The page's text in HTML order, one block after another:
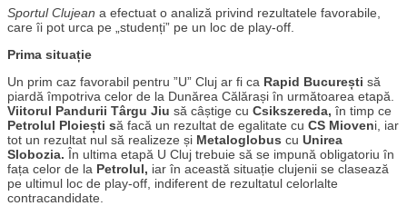
Sportul Clujean a efectuat o analiză privind rezultatele favorabile,
care îi pot urca pe „studenți” pe un loc de play-off.
Prima situație
Un prim caz favorabil pentru ”U” Cluj ar fi ca Rapid București să
piardă împotriva celor de la Dunărea Călărași în următoarea etapă.
Viitorul Pandurii Târgu Jiu să câștige cu Csikszereda, în timp ce
Petrolul Ploiești să facă un rezultat de egalitate cu CS Mioveni, iar
tot un rezultat nul să realizeze și Metaloglobus cu Unirea
Slobozia. În ultima etapă U Cluj trebuie să se impună obligatoriu în
fața celor de la Petrolul, iar în această situație clujenii se clasează
pe ultimul loc de play-off, indiferent de rezultatul celorlalte
contracandidate.